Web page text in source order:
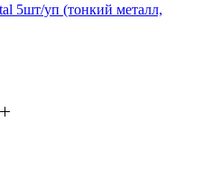
5шт/уп (тонкий металл,